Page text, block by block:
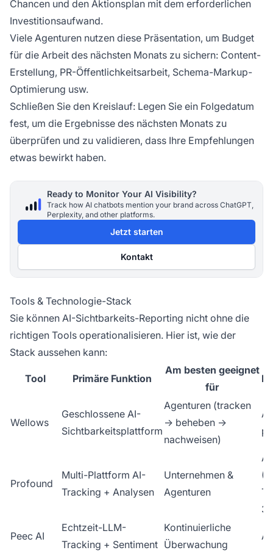
Chancen und den Aktionsplan mit dem erforderlichen
Investitionsaufwand.
Viele Agenturen nutzen diese Präsentation, um Budget
für die Arbeit des nächsten Monats zu sichern: Content-
Erstellung, PR-Öffentlichkeitsarbeit, Schema-Markup-
Optimierung usw.
Schließen Sie den Kreislauf: Legen Sie ein Folgedatum
fest, um die Ergebnisse des nächsten Monats zu
überprüfen und zu validieren, dass Ihre Empfehlungen
etwas bewirkt haben.
Ready to Monitor Your AI Visibility?
Track how AI chatbots mention your brand across ChatGPT,
Perplexity, and other platforms.
Jetzt starten
Kontakt
Tools & Technologie-Stack
Sie können AI-Sichtbarkeits-Reporting nicht ohne die
richtigen Tools operationalisieren. Hier ist, wie der
Stack aussehen kann:
Tool Primäre Funktion
Am besten geeignet
für
Wellows
Geschlossene AI-
Sichtbarkeitsplattform
Agenturen (tracken
→ beheben →
nachweisen)
Profound
Multi-Plattform AI-
Tracking + Analysen
Unternehmen &
Agenturen
Peec AI
Echtzeit-LLM-
Tracking + Sentiment
Kontinuierliche
Überwachung